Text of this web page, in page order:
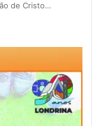
de Cristo…